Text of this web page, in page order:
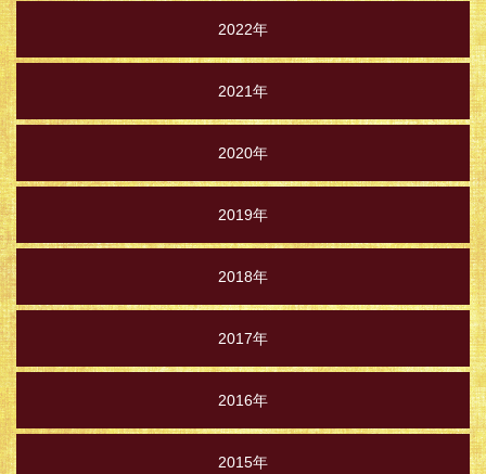
2022年
2021年
2020年
2019年
2018年
2017年
2016年
2015年